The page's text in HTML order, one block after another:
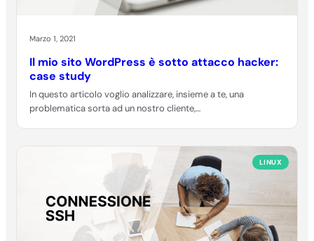
Marzo 1, 2021
Il mio sito WordPress è sotto attacco hacker:
case study
In questo articolo voglio analizzare, insieme a te, una
problematica sorta ad un nostro cliente,…
LINUX